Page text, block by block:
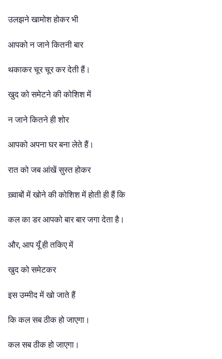
उलझने खामोश होकर भी
आपको न जाने कितनी बार
थकाकर चूर चूर कर देती हैं।
खुद को समेटने की कोशिश में
न जाने कितने ही शोर
आपको अपना घर बना लेते हैं।
रात को जब आंखें सुस्त होकर
ख़्वाबों में खोने की कोशिश में होती ही हैं कि
कल का डर आपको बार बार जगा देता है।
और, आप यूँ ही तकिए में
खुद को समेटकर
इस उम्मीद में खो जाते हैं
कि कल सब ठीक हो जाएगा।
कल सब ठीक हो जाएगा।